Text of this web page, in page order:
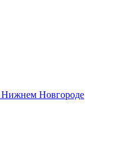
Нижнем Новгороде